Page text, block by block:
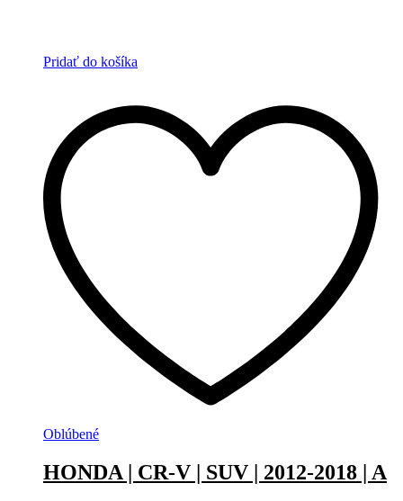
Pridať do košíka
Oblúbené
HONDA | CR-V | SUV | 2012-2018 | A